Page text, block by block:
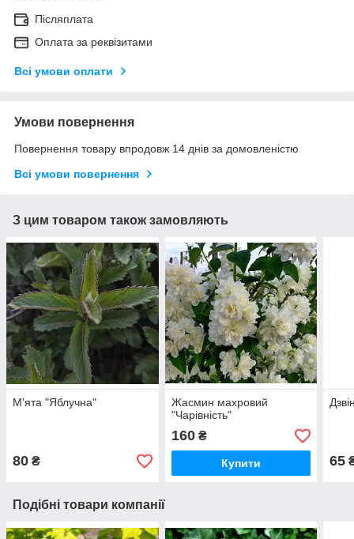
Післяплата
Оплата за реквізитами
Всі умови оплати
Умови повернення
Повернення товару впродовж 14 днів за домовленістю
Всі умови повернення
З цим товаром також замовляють
М'ята "Яблучна"
80 ₴
Жасмин махровий
"Чарівність"
160₴
Купити 65
Подібні товари компанії